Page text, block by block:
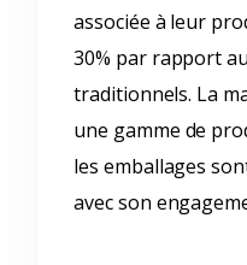
associée à leur
30% par rapport
traditionnels. La
une gamme de
les emballages
avec son